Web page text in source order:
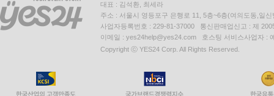
대표 : 김석환, 최세라
주소 : 서울시 영등포구 은행로 11, 5층~6층(여의도동,일신
사업자등록번호 : 229-81-37000 통신판매업신고 : 제
이메일 : yes24help@yes24.com 호스팅 서비스사업자 :
Copyright ⓒ YES24 Corp. All Rights Reserved.